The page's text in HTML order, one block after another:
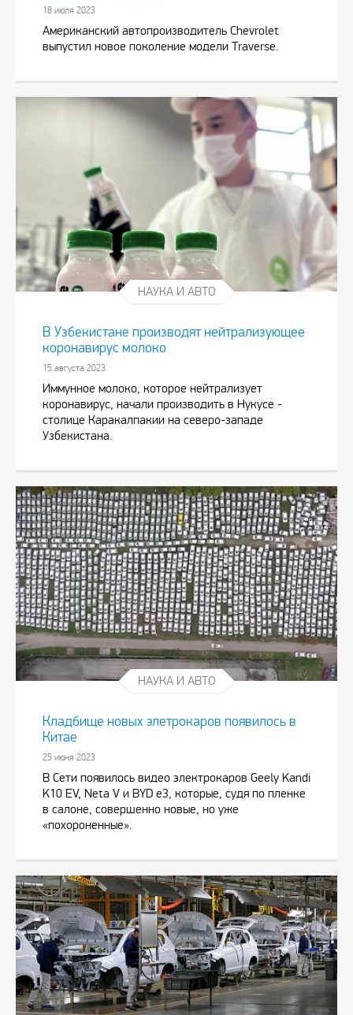
18 июля 2023
Американский автопроизводитель Chevrolet
выпустил новое поколение модели Traverse.
НАУКА И АВТО
В Узбекистане производят нейтрализующее
коронавирус молоко
15 августа 2023
Иммунное молоко, которое нейтрализует
коронавирус, начали производить в Нукусе -
столице Каракалпакии на северо-западе
Узбекистана.
НАУКА И АВТО
Кладбище новых элетрокаров появилось в
Китае
25 июня 2023
В Сети появилось видео электрокаров Geely Kandi
K10 EV, Neta V и BYD e3, которые, судя по пленке
в салоне, совершенно новые, но уже
«похороненные».